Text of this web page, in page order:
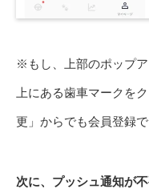
※もし、上部のポップ
上にある歯車マークを
更」からでも会員登録で
次に、 プッシュ通知が